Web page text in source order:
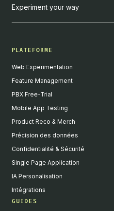
Experiment your way
PLATEFORME
Web Experimentation
Feature Management
PBX Free-Trial
Mobile App Testing
Product Reco & Merch
Précision des données
Confidentialité & Sécurité
Single Page Application
IA Personalisation
Intégrations
GUIDES